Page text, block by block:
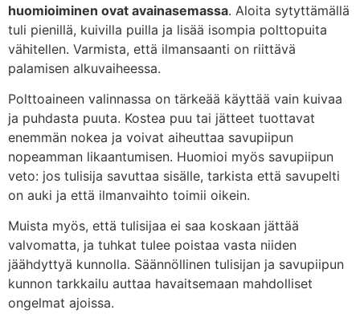
huomioiminen ovat avainasemassa. Aloita sytyttämällä
tuli pienillä, kuivilla puilla ja lisää isompia polttopuita
vähitellen. Varmista, että ilmansaanti on riittävä
palamisen alkuvaiheessa.
Polttoaineen valinnassa on tärkeää käyttää vain kuivaa
ja puhdasta puuta. Kostea puu tai jätteet tuottavat
enemmän nokea ja voivat aiheuttaa savupiipun
nopeamman likaantumisen. Huomioi myös savupiipun
veto: jos tulisija savuttaa sisälle, tarkista että savupelti
on auki ja että ilmanvaihto toimii oikein.
Muista myös, että tulisijaa ei saa koskaan jättää
valvomatta, ja tuhkat tulee poistaa vasta niiden
jäähdyttyä kunnolla. Säännöllinen tulisijan ja savupiipun
kunnon tarkkailu auttaa havaitsemaan mahdolliset
ongelmat ajoissa.